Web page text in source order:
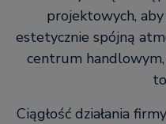
projektowych,
estetycznie spójną
centrum
Ciągłość działania